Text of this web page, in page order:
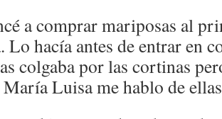
a comprar mariposas al
Lo hacía antes de entrar en
colgaba por las cortinas
María Luisa me hablo de